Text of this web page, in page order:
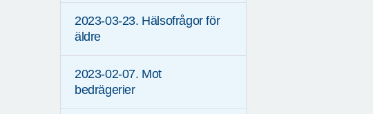
2023-03-23. Hälsofrågor för
äldre
2023-02-07. Mot
bedrägerier